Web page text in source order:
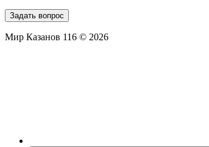
Задать вопрос
Мир Казанов 116 © 2026